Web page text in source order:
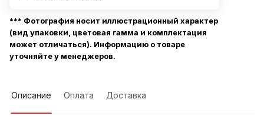
*** Фотография носит иллюстрационный характер
(вид упаковки, цветовая гамма и комплектация
может отличаться). Информацию о товаре
уточняйте у менеджеров.
Описание Оплата Доставка